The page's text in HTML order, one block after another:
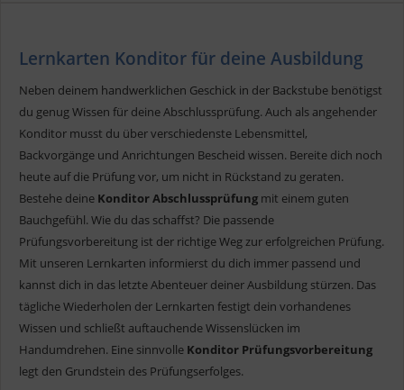
Lernkarten Konditor für deine Ausbildung
Neben deinem handwerklichen Geschick in der Backstube benötigst
du genug Wissen für deine Abschlussprüfung. Auch als angehender
Konditor musst du über verschiedenste Lebensmittel,
Backvorgänge und Anrichtungen Bescheid wissen. Bereite dich noch
heute auf die Prüfung vor, um nicht in Rückstand zu geraten.
Bestehe deine Konditor Abschlussprüfung mit einem guten
Bauchgefühl. Wie du das schaffst? Die passende
Prüfungsvorbereitung ist der richtige Weg zur erfolgreichen Prüfung.
Mit unseren Lernkarten informierst du dich immer passend und
kannst dich in das letzte Abenteuer deiner Ausbildung stürzen. Das
tägliche Wiederholen der Lernkarten festigt dein vorhandenes
Wissen und schließt auftauchende Wissenslücken im
Handumdrehen. Eine sinnvolle Konditor Prüfungsvorbereitung
legt den Grundstein des Prüfungserfolges.